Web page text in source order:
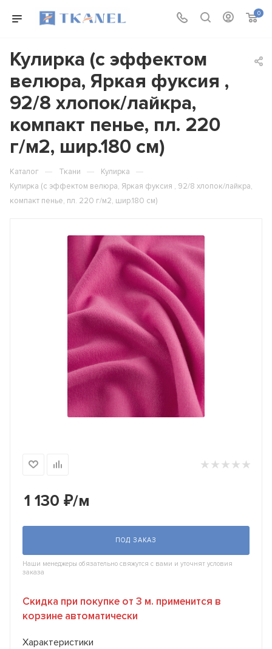
0
Кулирка (с эффектом
велюра, Яркая фуксия ,
92/8 хлопок/лайкра,
компакт пенье, пл. 220
г/м2, шир.180 см)
Каталог — Ткани — Кулирка —
Кулирка (с эффектом велюра, Яркая фуксия , 92/8 хлопок/лайкра,
компакт пенье, пл. 220 г/м2, шир.180 см)
1 130 ₽/м
ПОД ЗАКАЗ
Наши менеджеры обязательно свяжутся с вами и уточнят условия
заказа
Скидка при покупке от 3 м. применится в
корзине автоматически
Характеристики